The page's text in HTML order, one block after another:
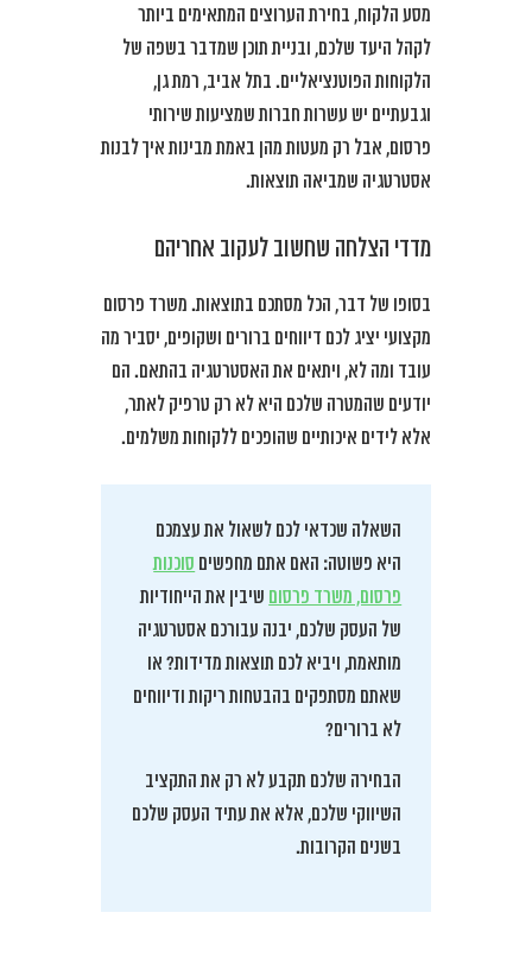
מסע הלקוח, בחירת הערוצים המתאימים ביותר
לקהל היעד שלכם, ובניית תוכן שמדבר בשפה של
הלקוחות הפוטנציאליים. בתל אביב, רמת גן,
וגבעתיים יש עשרות חברות שמציעות שירותי
פרסום, אבל רק מעטות מהן באמת מבינות איך לבנות
אסטרטגיה שמביאה תוצאות.
מדדי הצלחה שחשוב לעקוב אחריהם
בסופו של דבר, הכל מסתכם בתוצאות. משרד פרסום
מקצועי יציג לכם דיווחים ברורים ושקופים, יסביר מה
עובד ומה לא, ויתאים את האסטרטגיה בהתאם. הם
יודעים שהמטרה שלכם היא לא רק טרפיק לאתר,
אלא לידים איכותיים שהופכים ללקוחות משלמים.
השאלה שכדאי לכם לשאול את עצמכם
היא פשוטה: האם אתם מחפשים סוכנות
פרסום, משרד פרסום שיבין את הייחודיות
של העסק שלכם, יבנה עבורכם אסטרטגיה
מותאמת, ויביא לכם תוצאות מדידות? או
שאתם מסתפקים בהבטחות ריקות ודיווחים
לא ברורים?
הבחירה שלכם תקבע לא רק את התקציב
השיווקי שלכם, אלא את עתיד העסק שלכם
בשנים הקרובות.